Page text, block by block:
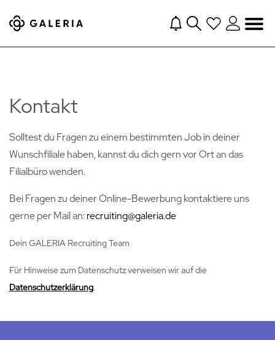
Navigation
Kontakt
Solltest du Fragen zu einem bestimmten Job in deiner
Wunschfiliale haben, kannst du dich gern vor Ort an das
Filialbüro wenden.
Bei Fragen zu deiner Online-Bewerbung kontaktiere uns
gerne per Mail an:recruiting@galeria.de
Dein GALERIA Recruiting Team
Für Hinweise zum Datenschutz verweisen wir auf die
Datenschutzerklärung.